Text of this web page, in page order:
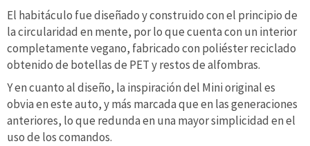
El habitáculo fue diseñado y construido con el principio de
la circularidad en mente, por lo que cuenta con un interior
completamente vegano, fabricado con poliéster reciclado
obtenido de botellas de PET y restos de alfombras.
Y en cuanto al diseño, la inspiración del Mini original es
obvia en este auto, y más marcada que en las generaciones
anteriores, lo que redunda en una mayor simplicidad en el
uso de los comandos.